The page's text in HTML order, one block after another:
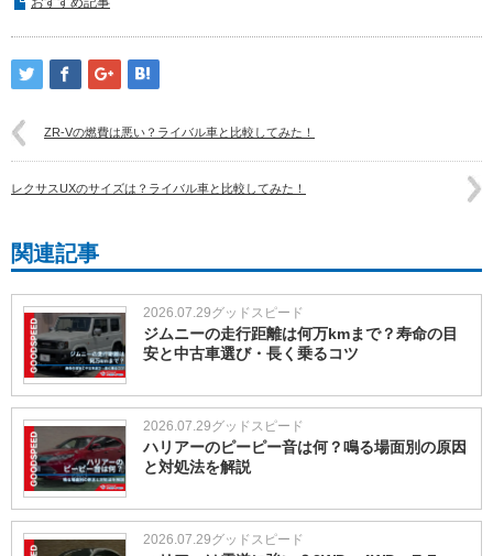
ZR-Vの燃費は悪い？ライバル車と比較してみた！
レクサスUXのサイズは？ライバル車と比較してみた！
関連記事
2026.07.29グッドスピード
ジムニーの走行距離は何万kmまで？寿命の目
安と中古車選び・長く乗るコツ
2026.07.29グッドスピード
ハリアーのピーピー音は何？鳴る場面別の原因
と対処法を解説
2026.07.29グッドスピード